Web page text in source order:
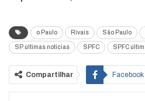
o Paulo Rivais São Paulo
SP últimas notícias SPFC SPFC
Compartilhar Facebook